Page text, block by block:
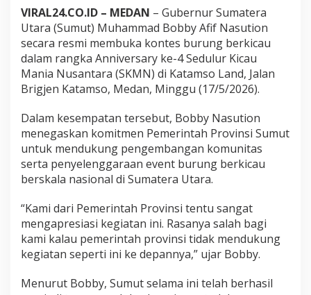
p
p
o
r
t
K
n
e
s
K
c
a
M
a
i
a
a
VIRAL24.CO.ID – MEDAN – Gubernur Sumatera
Utara (Sumut) Muhammad Bobby Afif Nasution
secara resmi membuka kontes burung berkicau
dalam rangka Anniversary ke-4Sedulur Kicau
Mania Nusantara (SKMN) di Katamso Land, Jalan
Brigjen Katamso, Medan, Minggu (17/5/2026).
Dalam kesempatan tersebut, Bobby Nasution
menegaskan komitmen Pemerintah Provinsi Sumut
untuk mendukung pengembangan komunitas
serta penyelenggaraan event burung berkicau
berskala nasional di Sumatera Utara.
“Kami dari Pemerintah Provinsi tentu sangat
mengapresiasi kegiatan ini. Rasanya salah bagi
kami kalau pemerintah provinsi tidak mendukung
kegiatan seperti ini ke depannya,” ujar Bobby.
Menurut Bobby, Sumut selama ini telah berhasil